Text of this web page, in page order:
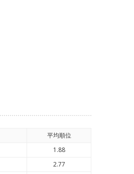
平均順位
1.88
2.77